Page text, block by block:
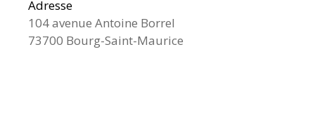
Adresse
104 avenue Antoine Borrel
73700 Bourg-Saint-Maurice